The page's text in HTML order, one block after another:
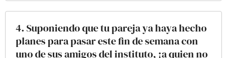
4. Suponiendo que tu pareja ya haya hecho
planes para pasar este fin de semana con
uno de sus amigos del instituto, ¡a quien no